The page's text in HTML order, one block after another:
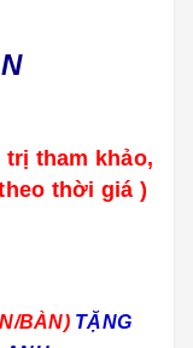
tham khảo,
thời giá )
BÀN)TẶNG